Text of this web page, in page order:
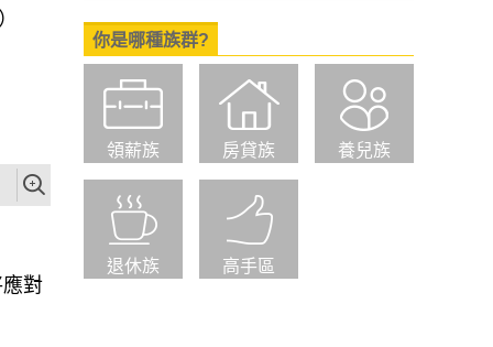
對
你是哪種族群?
領薪族 房貸族 養兒族
退休族 高手區